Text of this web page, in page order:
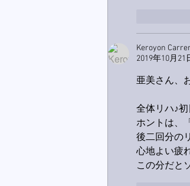
Keroyon
2019年10月21
亜美さん、
全体リハ♪
ホントは、
後二回分の
心地よい疲
この分だと